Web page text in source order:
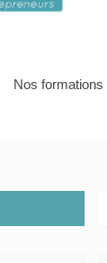
Nos formations